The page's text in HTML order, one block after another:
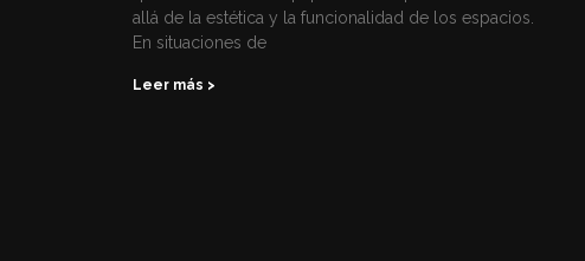
allá de la estética y la funcionalidad de los espacios.
En situaciones de
Leer más >